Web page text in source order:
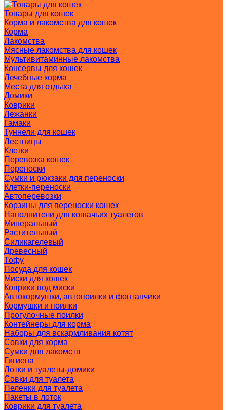
Товары для кошек
Корма и лакомства для кошек
Корма
Лакомства
Мясные лакомства для кошек
Мультивитаминные лакомства
Консервы для кошек
Лечебные корма
Места для отдыха
Домики
Коврики
Лежанки
Гамаки
Туннели для кошек
Лестницы
Клетки
Перевозка кошек
Переноски
Сумки и рюкзаки для переноски
Клетки-переноски
Автоперевозки
Корзины для переноски кошек
Наполнители для кошачьих туалетов
Минеральный
Растительный
Силикагелевый
Древесный
Тофу
Посуда для кошек
Миски для кошек
Коврики под миски
Автокормушки, автопоилки и фонтанчики
Кормушки и поилки
Прогулочные поилки
Контейнеры для корма
Наборы для вскармливания котят
Совки для корма
Сумки для лакомств
Гигиена
Лотки и туалеты-домики
Совки для туалета
Пеленки для туалета
Пакеты в лоток
Коврики для туалета